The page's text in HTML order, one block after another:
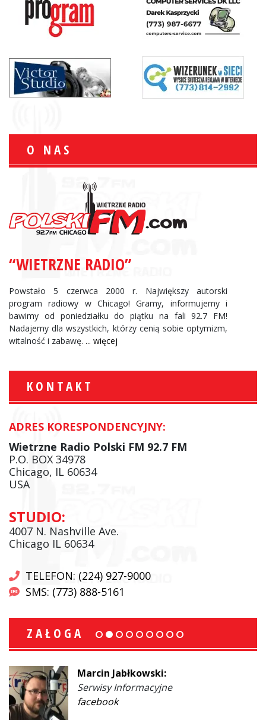
O NAS
“WIETRZNE RADIO”
Powstało 5 czerwca 2000 r. Największy autorski
program radiowy w Chicago! Gramy, informujemy i
bawimy od poniedziałku do piątku na fali 92.7 FM!
Nadajemy dla wszystkich, którzy cenią sobie optymizm,
witalność i zabawę. ... więcej
KONTAKT
ADRES KORESPONDENCYJNY:
Wietrzne Radio Polski FM 92.7 FM
P.O. BOX 34978
Chicago, IL 60634
USA
STUDIO:
4007 N. Nashville Ave.
Chicago IL 60634
TELEFON: (224) 927-9000
SMS: (773) 888-5161
ZAŁOGA
Marcin Jabłkowski:
Serwisy Informacyjne
facebook